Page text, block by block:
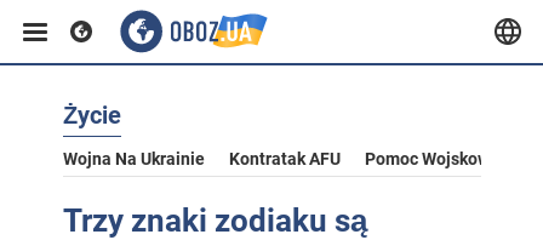
Życie
Wojna Na Ukrainie Kontratak AFU Pomoc Wojskowa Dla
Trzy znaki zodiaku są